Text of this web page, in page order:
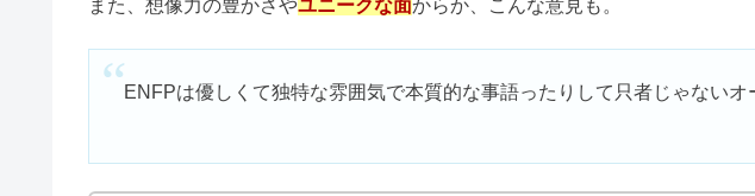
ENFPは性格悪い＆嫌われる？うざいは言ってはいけない？